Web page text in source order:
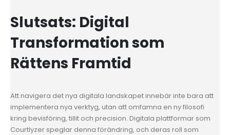
Slutsats: Digital
Transformation som
Rättens Framtid
Att navigera det nya digitala landskapet innebär inte bara att
implementera nya verktyg, utan att omfamna en ny filosofi
kring bevisföring, tillit och precision. Digitala plattformar som
Courtlyzer speglar denna förändring, och deras roll som